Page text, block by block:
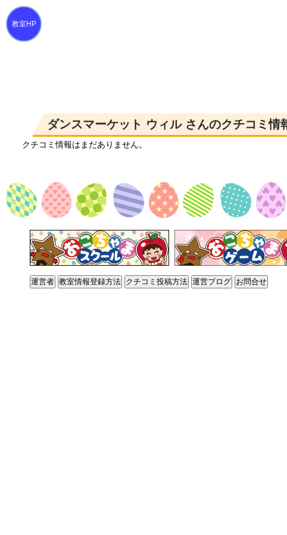
ダンスマーケット ウィル さんのクチコミ情
クチコミ情報はまだありません。